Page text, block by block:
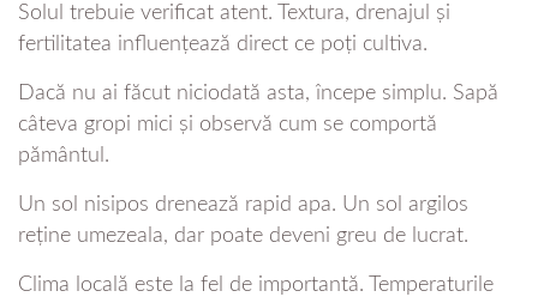
Solul trebuie verificat atent. Textura, drenajul și
fertilitatea influențează direct ce poți cultiva.
Dacă nu ai făcut niciodată asta, începe simplu. Sapă
câteva gropi mici și observă cum se comportă
pământul.
Un sol nisipos drenează rapid apa. Un sol argilos
reține umezeala, dar poate deveni greu de lucrat.
Clima locală este la fel de importantă. Temperaturile